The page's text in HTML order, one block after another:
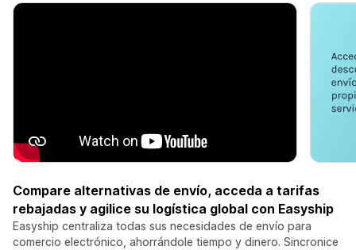
Compare alternativas de envío, acceda a tarifas
rebajadas y agilice su logística global con Easyship
Easyship centraliza todas sus necesidades de envío para
comercio electrónico, ahorrándole tiempo y dinero. Sincronice